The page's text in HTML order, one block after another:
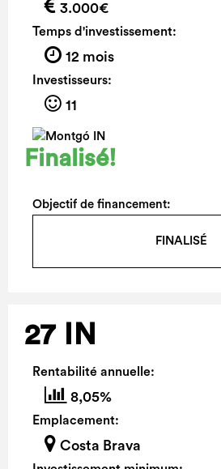
3.000€
Temps d'investissement:
12 mois
Investisseurs:
11
Finalisé!
Objectif de financement:
FINALISÉ
27 IN
Rentabilité annuelle:
8,05%
Emplacement:
Costa Brava